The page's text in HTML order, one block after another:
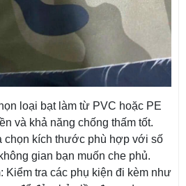
loại bạt làm từ PVC hoặc PE
và khả năng chống thấm tốt.
chọn kích thước phù hợp với số
gian bạn muốn che phủ.
: Kiểm tra các phụ kiện đi kèm như